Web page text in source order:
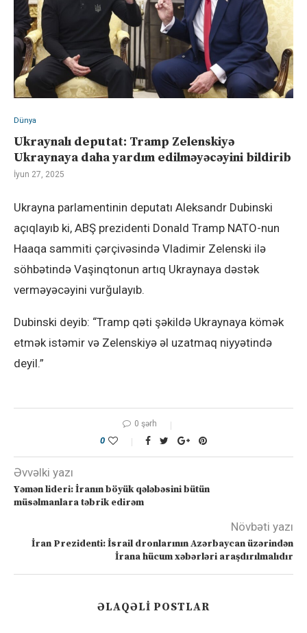
Dünya
Ukraynalı deputat: Tramp Zelenskiyə
Ukraynaya daha yardım edilməyəcəyini bildirib
İyun 27, 2025
Ukrayna parlamentinin deputatı Aleksandr Dubinski
açıqlayıb ki, ABŞ prezidenti Donald Tramp NATO-nun
Haaqa sammiti çərçivəsində Vladimir Zelenski ilə
söhbətində Vaşinqtonun artıq Ukraynaya dəstək
verməyəcəyini vurğulayıb.
Dubinski deyib: “Tramp qəti şəkildə Ukraynaya kömək
etmək istəmir və Zelenskiyə əl uzatmaq niyyətində
deyil.”
0 şərh
0
Əvvəlki yazı
Yəmən lideri: İranın böyük qələbəsini bütün
müsəlmanlara təbrik edirəm
Növbəti yazı
İran Prezidenti: İsrail dronlarının Azərbaycan üzərindən
İrana hücum xəbərləri araşdırılmalıdır
ƏLAQƏLI POSTLAR